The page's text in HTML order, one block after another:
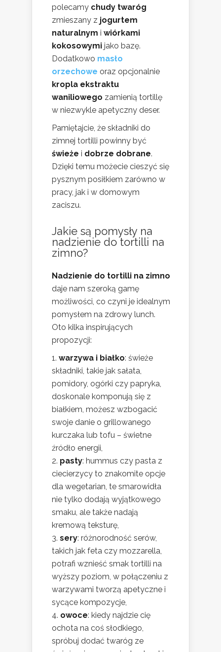
polecamy chudy twaróg
zmieszany z jogurtem
naturalnym i wiórkami
kokosowymi jako bazę.
Dodatkowo masło
orzechowe oraz opcjonalnie
kropla ekstraktu
waniliowego zamienią tortillę
w niezwykle apetyczny deser.
Pamiętajcie, że składniki do
zimnej tortilli powinny być
świeże i dobrze dobrane.
Dzięki temu możecie cieszyć się
pysznym posiłkiem zarówno w
pracy, jak i w domowym
zaciszu.
Jakie są pomysły na
nadzienie do tortilli na
zimno?
Nadzienie do tortilli na zimno
daje nam szeroką gamę
możliwości, co czyni je idealnym
pomysłem na zdrowy lunch.
Oto kilka inspirujących
propozycji:
warzywa i białko: świeże
składniki, takie jak sałata,
pomidory, ogórki czy papryka,
doskonale komponują się z
białkiem, możesz wzbogacić
swoje danie o grillowanego
kurczaka lub tofu – świetne
źródło energii,
pasty: hummus czy pasta z
ciecierzycy to znakomite opcje
dla wegetarian, te smarowidła
nie tylko dodają wyjątkowego
smaku, ale także nadają
kremową teksturę,
sery: różnorodność serów,
takich jak feta czy mozzarella,
potrafi wznieść smak tortilli na
wyższy poziom, w połączeniu z
warzywami tworzą apetyczne i
sycące kompozycje,
owoce: kiedy najdzie cię
ochota na coś słodkiego,
spróbuj dodać twaróg ze